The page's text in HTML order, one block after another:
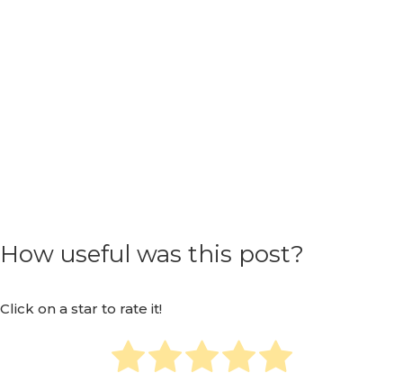
How useful was this post?
Click on a star to rate it!